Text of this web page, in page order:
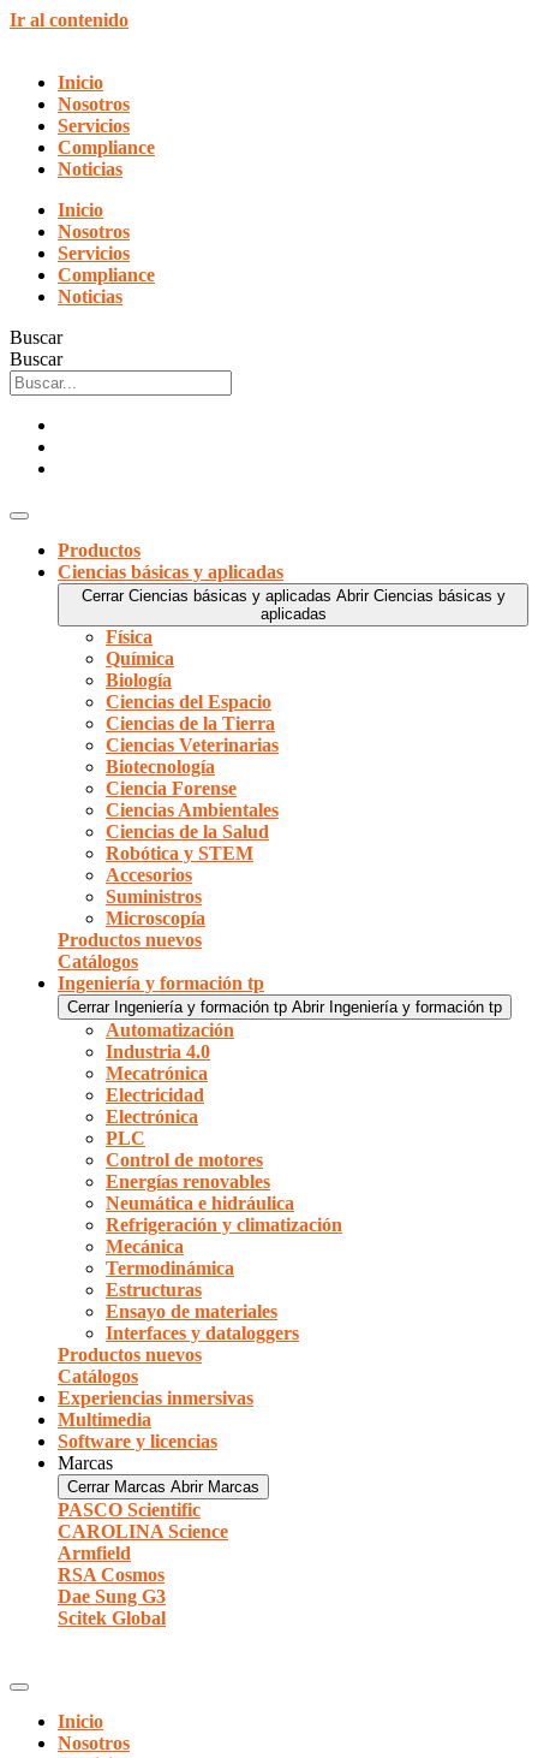
Ir al contenido
Inicio
Nosotros
Servicios
Compliance
Noticias
Inicio
Nosotros
Servicios
Compliance
Noticias
Buscar
Buscar
Productos
Ciencias básicas y aplicadas
Cerrar Ciencias básicas y aplicadas Abrir Ciencias básicas y
aplicadas
Física
Química
Biología
Ciencias del Espacio
Ciencias de la Tierra
Ciencias Veterinarias
Biotecnología
Ciencia Forense
Ciencias Ambientales
Ciencias de la Salud
Robótica y STEM
Accesorios
Suministros
Microscopía
Productos nuevos
Catálogos
Ingeniería y formación tp
Cerrar Ingeniería y formación tp Abrir Ingeniería y formación tp
Automatización
Industria 4.0
Mecatrónica
Electricidad
Electrónica
PLC
Control de motores
Energías renovables
Neumática e hidráulica
Refrigeración y climatización
Mecánica
Termodinámica
Estructuras
Ensayo de materiales
Interfaces y dataloggers
Productos nuevos
Catálogos
Experiencias inmersivas
Multimedia
Software y licencias
Marcas
Cerrar Marcas Abrir Marcas
PASCO Scientific
CAROLINA Science
Armfield
RSA Cosmos
Dae Sung G3
Scitek Global
Inicio
Nosotros